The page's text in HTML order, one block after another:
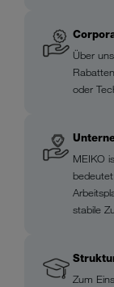
Über
oder
MEIKO
stabile
Zum